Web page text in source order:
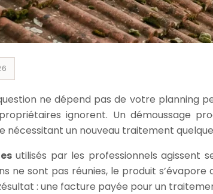
ne dépend pas de votre planning
ignorent. Un démoussage
un nouveau traitement
utilisés par les professionnels agissent
ne sont pas réunies, le produit
: une facture payée pour un